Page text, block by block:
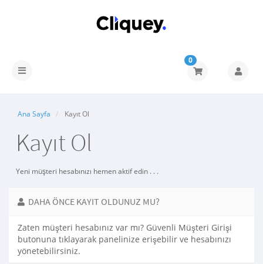
0
Ana Sayfa Kayıt Ol
Kayıt Ol
Yeni müşteri hesabınızı hemen aktif edin . . .
DAHA ÖNCE KAYIT OLDUNUZ MU?
Zaten müşteri hesabınız var mı? Güvenli Müşteri Girişi
butonuna tıklayarak panelinize erişebilir ve hesabınızı
yönetebilirsiniz.